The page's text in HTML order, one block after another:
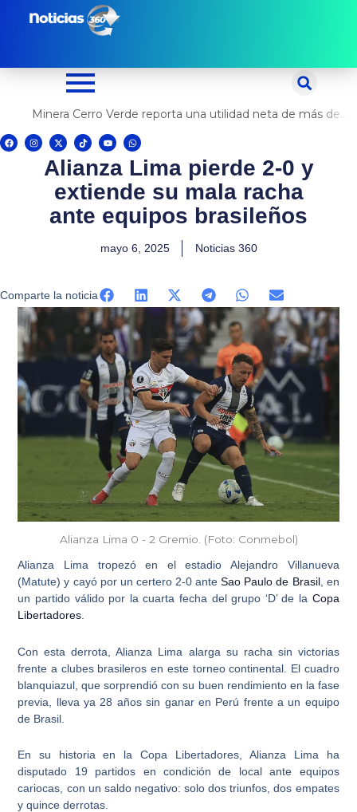
Minera Cerro Verde reporta una utilidad neta de más de US$ 500 millones
F
a
c
I
n
s
X
-
t
i
t
e
T
i
k
t
o
Y
o
u
t
u
e
W
h
a
t
s
a
p
p
Alianza Lima pierde 2-0 y
extiende su mala racha
ante equipos brasileños
mayo 6, 2025 Noticias 360
Comparte la noticia
Alianza Lima 0 - 2 Gremio. (Foto: Conmebol)
Alianza Lima tropezó en el estadio Alejandro Villanueva
(Matute) y cayó por un certero 2-0 anteSao Paulo de Brasil, en
un partido válido por la cuarta fecha del grupo ‘D’ de la Copa
Libertadores
Con esta derrota, Alianza Lima alarga su racha sin victorias
frente a clubes brasileros en este torneo continental. El cuadro
blanquiazul, que sorprendió con su buen rendimiento en la fase
previa, lleva ya 28 años sin ganar en Perú frente a un equipo
de Brasil.
En su historia en la Copa Libertadores,Alianza Lima ha
disputado 19 partidos en condición de local ante equipos
cariocas , con un saldo negativo: solo dos triunfos, dos empates
y quince derrotas.